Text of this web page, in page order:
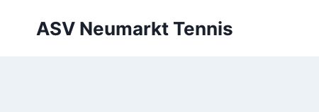
ASV Neumarkt Tennis